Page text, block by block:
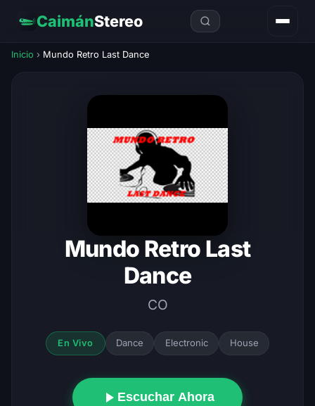
CaimánStereo
Inicio › Mundo Retro Last Dance
Mundo Retro Last
Dance
CO
En Vivo Dance Electronic House
Escuchar Ahora